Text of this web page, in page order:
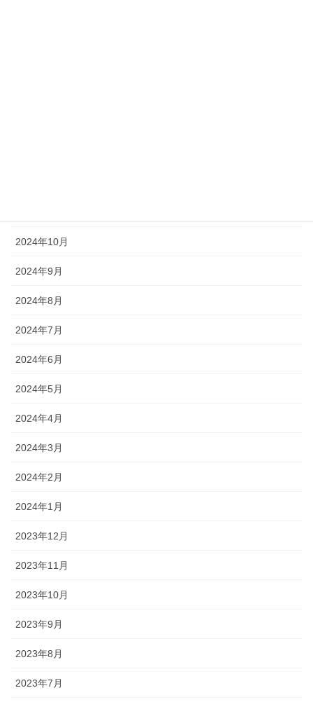
2024年10月
2024年9月
2024年8月
2024年7月
2024年6月
2024年5月
2024年4月
2024年3月
2024年2月
2024年1月
2023年12月
2023年11月
2023年10月
2023年9月
2023年8月
2023年7月